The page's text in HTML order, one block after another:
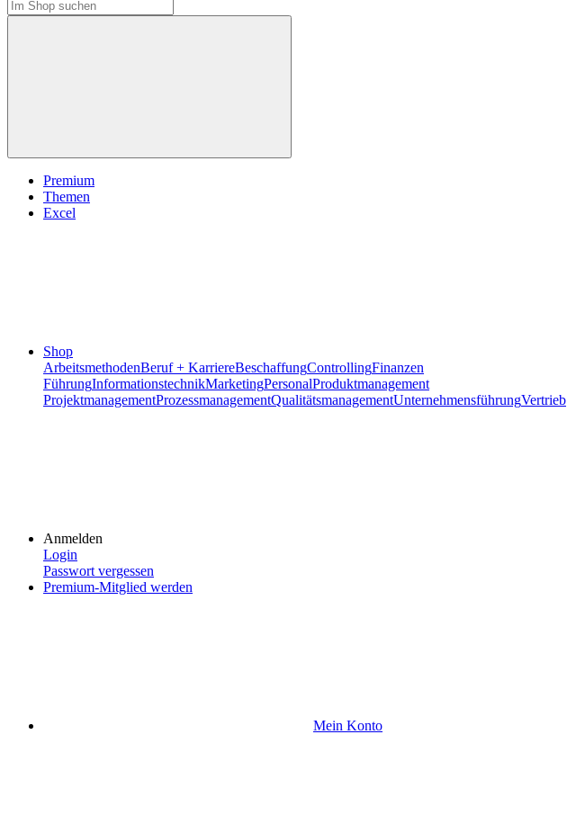
Premium
Themen
Excel
Shop
ArbeitsmethodenBeruf + KarriereBeschaffungControllingFinanzen
FührungInformationstechnikMarketingPersonalProduktmanagement
ProjektmanagementProzessmanagementQualitätsmanagementUnternehmensführungVertrieb
Anmelden
Login
Passwort vergessen
Premium-Mitglied werden
Mein Konto